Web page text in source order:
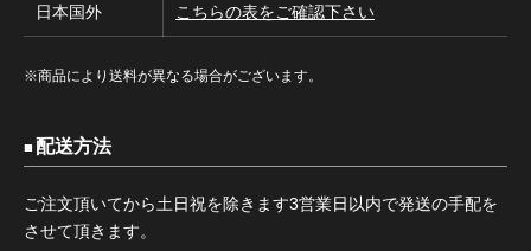
日本国外 こちらの表をご確認下さい
※商品により送料が異なる場合がございます。
配送方法
ご注文頂いてから土日祝を除きます3営業日以内で発送の手配を
させて頂きます。